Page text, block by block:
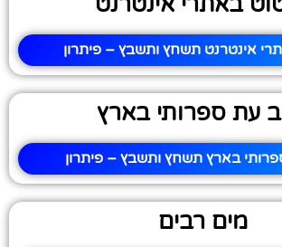
אינטרנט תשחץ ותשבץ – פיתרון
עת ספרותי בארץ
בארץ תשחץ ותשבץ – פיתרון
מים רבים